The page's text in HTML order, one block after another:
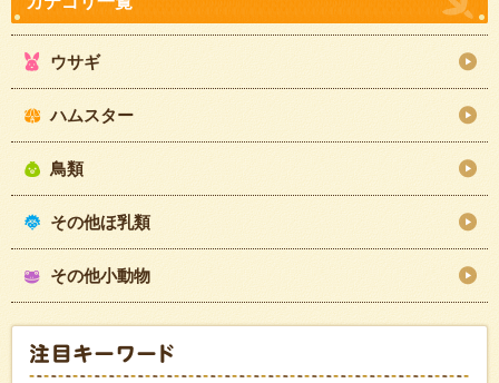
ウサギ
ハムスター
鳥類
その他ほ乳類
その他小動物